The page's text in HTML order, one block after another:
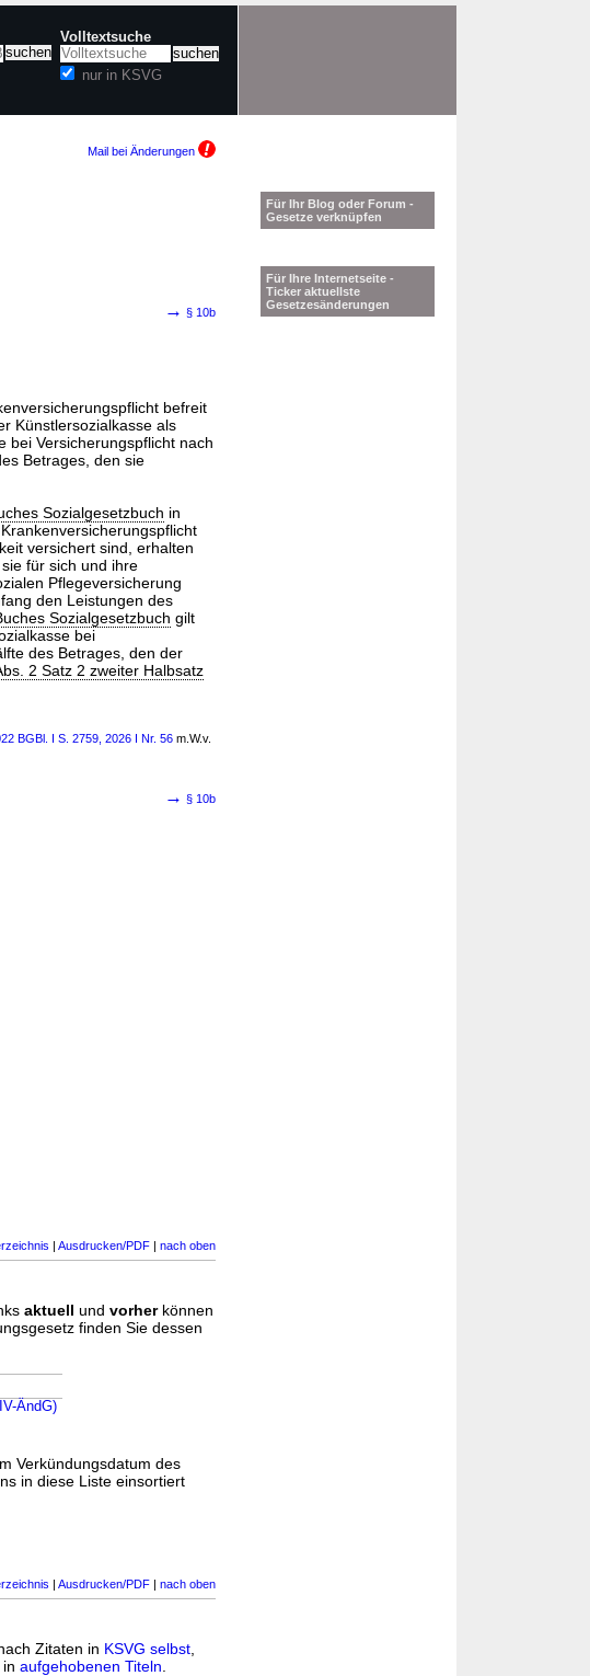
Volltextsuche
nur in KSVG
Mail bei Änderungen
→ § 10b
befreit
Künstlersozialkasse als
bei Versicherungspflicht nach
Betrages, den sie
Sozialgesetzbuch in
versichert sind, erhalten
für sich und ihre
Pflegeversicherung
den Leistungen des
Sozialgesetzbuch gilt
bei
des Betrages, den der
2 Satz 2 zweiter Halbsatz
BGBl. I S. 2759, 2026 I Nr. 56 m.W.v.
→ § 10b
| Ausdrucken/PDF | nach oben
aktuell und vorherkönnen
finden Sie dessen
ÄndG)
Verkündungsdatum des
in diese Liste einsortiert
| Ausdrucken/PDF | nach oben
Zitaten in KSVG selbst
aufgehobenen Titeln
Für Ihr Blog oder Forum -
Gesetze verknüpfen
Für Ihre Internetseite -
Ticker aktuellste
Gesetzesänderungen